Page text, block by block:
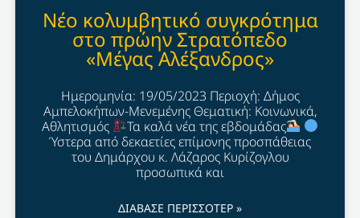
Νέο κολυμβητικό συγκρότημα
στο πρώην Στρατόπεδο
«Μέγας Αλέξανδρος»
Ημερομηνία: 19/05/2023 Περιοχή: Δήμος
Αμπελοκήπων-Μενεμένης Θεματική: Κοινωνικά,
Αθλητισμός
Τα καλά νέα της εβδομάδας
Ύστερα από δεκαετίες επίμονης προσπάθειας
του Δημάρχου κ. Λάζαρος Κυρίζογλου
προσωπικά και
ΔΙΑΒΑΣΕ ΠΕΡΙΣΣΟΤΕΡ »